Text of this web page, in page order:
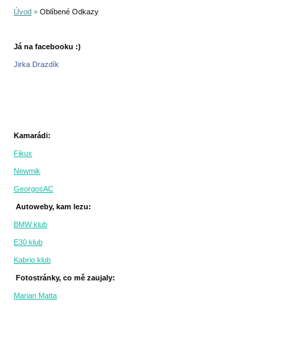
Úvod » Oblíbené Odkazy
Já na facebooku :)
Jirka Drazdík
Kamarádi:
Fikux
Newmik
GeorgosAC
Autoweby, kam lezu:
BMW klub
E30 klub
Kabrio klub
Fotostránky, co mě zaujaly:
Marian Matta